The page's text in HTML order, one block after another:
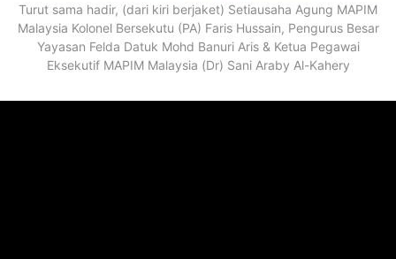
Turut sama hadir, (dari kiri berjaket) Setiausaha Agung MAPIM
Malaysia Kolonel Bersekutu (PA) Faris Hussain, Pengurus Besar
Yayasan Felda Datuk Mohd Banuri Aris & Ketua Pegawai
Eksekutif MAPIM Malaysia (Dr) Sani Araby Al-Kahery